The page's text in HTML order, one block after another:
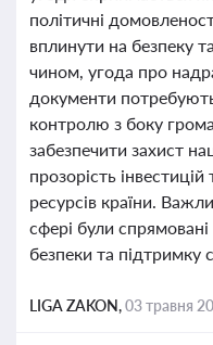
політичні
вплинути на безпеку
чином, угода про
документи
контролю з боку
забезпечити захист
прозорість
ресурсів країни.
сфері були
безпеки та підтримку
LIGA ZAKON,03 травня